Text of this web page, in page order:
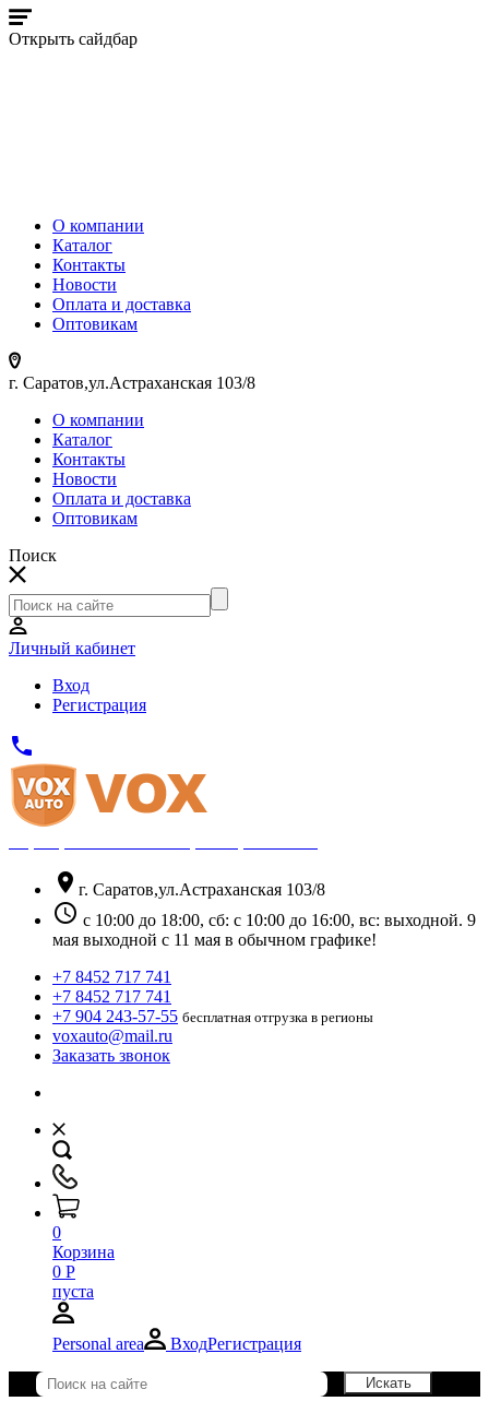
Открыть сайдбар
О компании
Каталог
Контакты
Новости
Оплата и доставка
Оптовикам
г. Саратов,ул.Астраханская 103/8
О компании
Каталог
Контакты
Новости
Оплата и доставка
Оптовикам
Поиск
Личный кабинет
Вход
Регистрация
phone
location_on г. Саратов,ул.Астраханская 103/8
schedule с 10:00 до 18:00, сб: с 10:00 до 16:00, вс: выходной. 9
мая выходной с 11 мая в обычном графике!
+7 8452 717 741
+7 8452 717 741
+7 904 243-57-55 бесплатная отгрузка в регионы
voxauto@mail.ru
Заказать звонок
0
Корзина
0 Р
пуста
Personal area ВходРегистрация